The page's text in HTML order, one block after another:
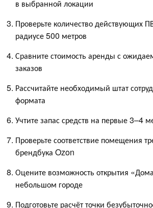
в выбранной локации
Проверьте количество действующих
радиусе 500 метров
Сравните стоимость аренды с
заказов
Рассчитайте необходимый штат
формата
Учтите запас средств на первые 3–4
Проверьте соответствие помещения
брендбука Ozon
Оцените возможность открытия
небольшом городе
Подготовьте расчёт точки